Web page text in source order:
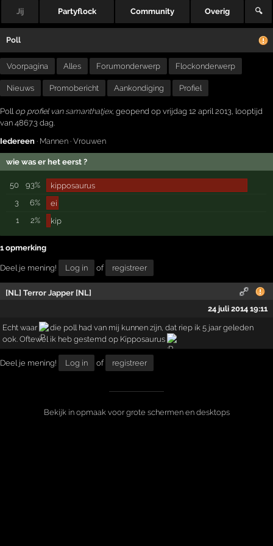
Jij Partyflock Community Overig 🔍
Poll
Voorpagina Alles Forumonderwerp Flockonderwerp
Nieuws Promobericht Aankondiging Profiel
Poll op profiel van samanthatjex, geopend op vrijdag 12 april 2013, looptijd
van 4867.3 dag.
Iedereen · Mannen · Vrouwen
wie was er het eerst ?
50 93%
kipposaurus
3
6%
ei
1
2% kip
1 opmerking
Deel je mening! Log in of registreer
[NL] Terror Japper [NL]
24 juli 2014 19:11
Echt waar
die poll had van mij kunnen zijn, dat riep ik 5 jaar geleden
ook. Oftewel ik heb gestemd op Kipposaurus
Deel je mening! Log in of registreer
Bekijk in opmaak voor grote schermen en desktops